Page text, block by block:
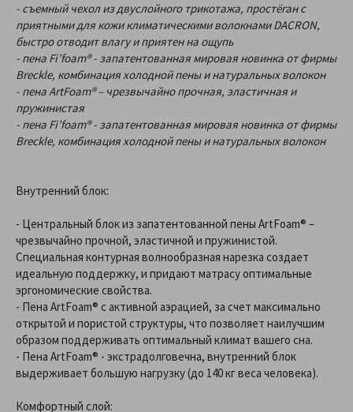
- съемный чехол из двуслойного трикотажа, простёган с
приятными для кожи климатическими волокнами DACRON,
быстро отводит влагу и приятен на ощупь
- пена Fi’foam® - запатентованная мировая новинка от фирмы
Breckle, комбинация холодной пены и натуральных волокон
- пена ArtFoam® – чрезвычайно прочная, эластичная и
пружинистая
- пена Fi’foam® - запатентованная мировая новинка от фирмы
Breckle, комбинация холодной пены и натуральных волокон
Внутренний блок:
- Центральный блок из запатентованной пены ArtFoam® –
чрезвычайно прочной, эластичной и пружинистой.
Специальная контурная волнообразная нарезка создает
идеальную поддержку, и придают матрасу оптимальные
эргономические свойства.
- Пена ArtFoam® с активной аэрацией, за счет максимально
открытой и пористой структуры, что позволяет наилучшим
образом поддерживать оптимальный климат вашего сна.
- Пена ArtFoam® - экстрадолговечна, внутренний блок
выдерживает большую нагрузку (до 140 кг веса человека).
Комфортный слой: